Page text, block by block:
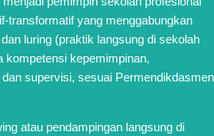
transformatif yang menggabungkan
luring (praktik langsung di sekolah
kompetensi kepemimpinan,
supervisi, sesuai Permendikdasmen
atau pendampingan langsung di